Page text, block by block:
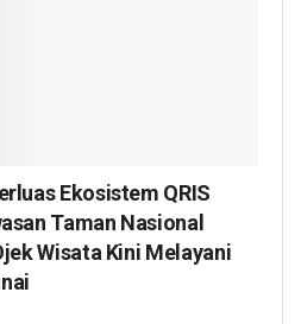
Ekosistem QRIS
Taman Nasional
Wisata Kini Melayani